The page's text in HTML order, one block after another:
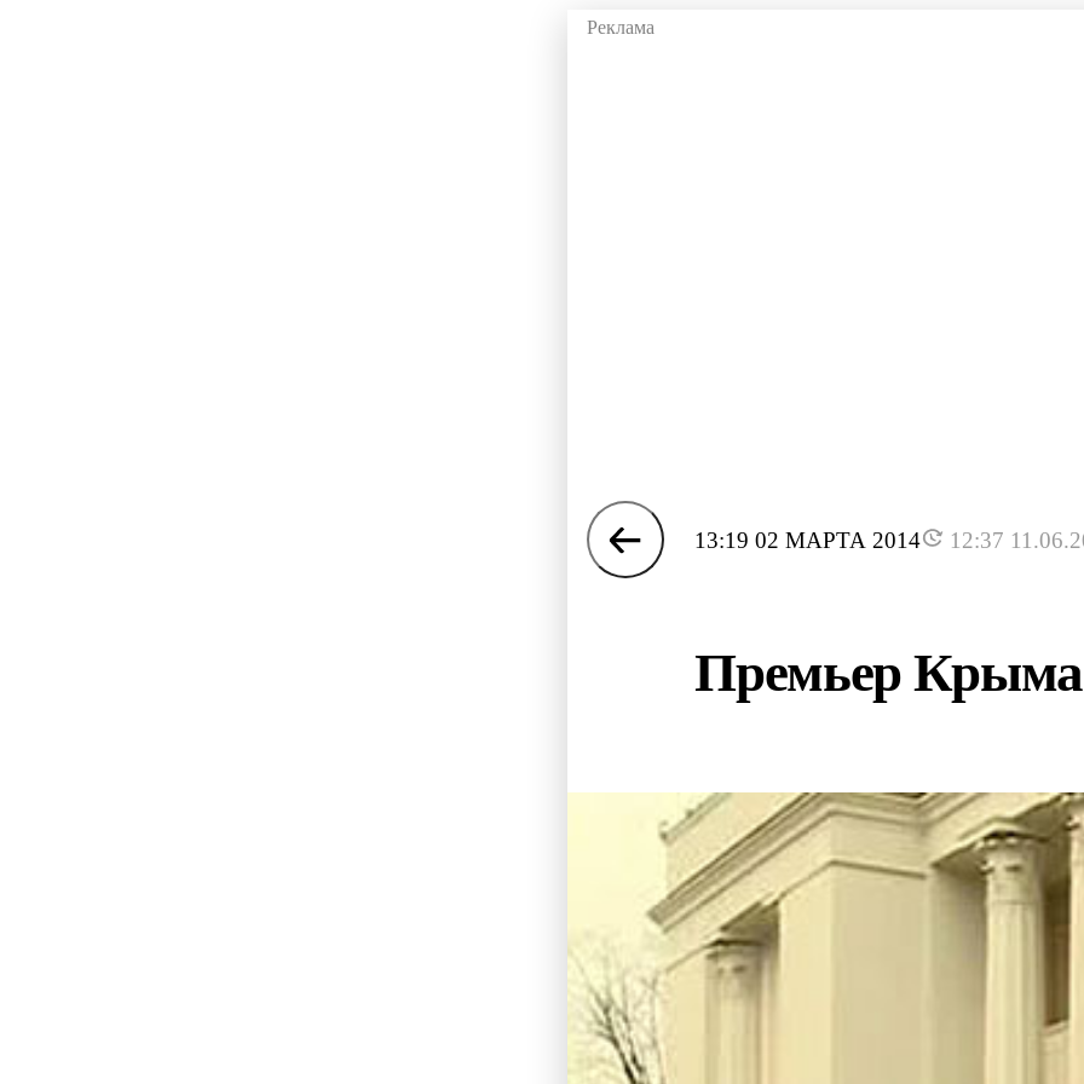
13:19 02 МАРТА 2014 12:37
Премьер Крыма